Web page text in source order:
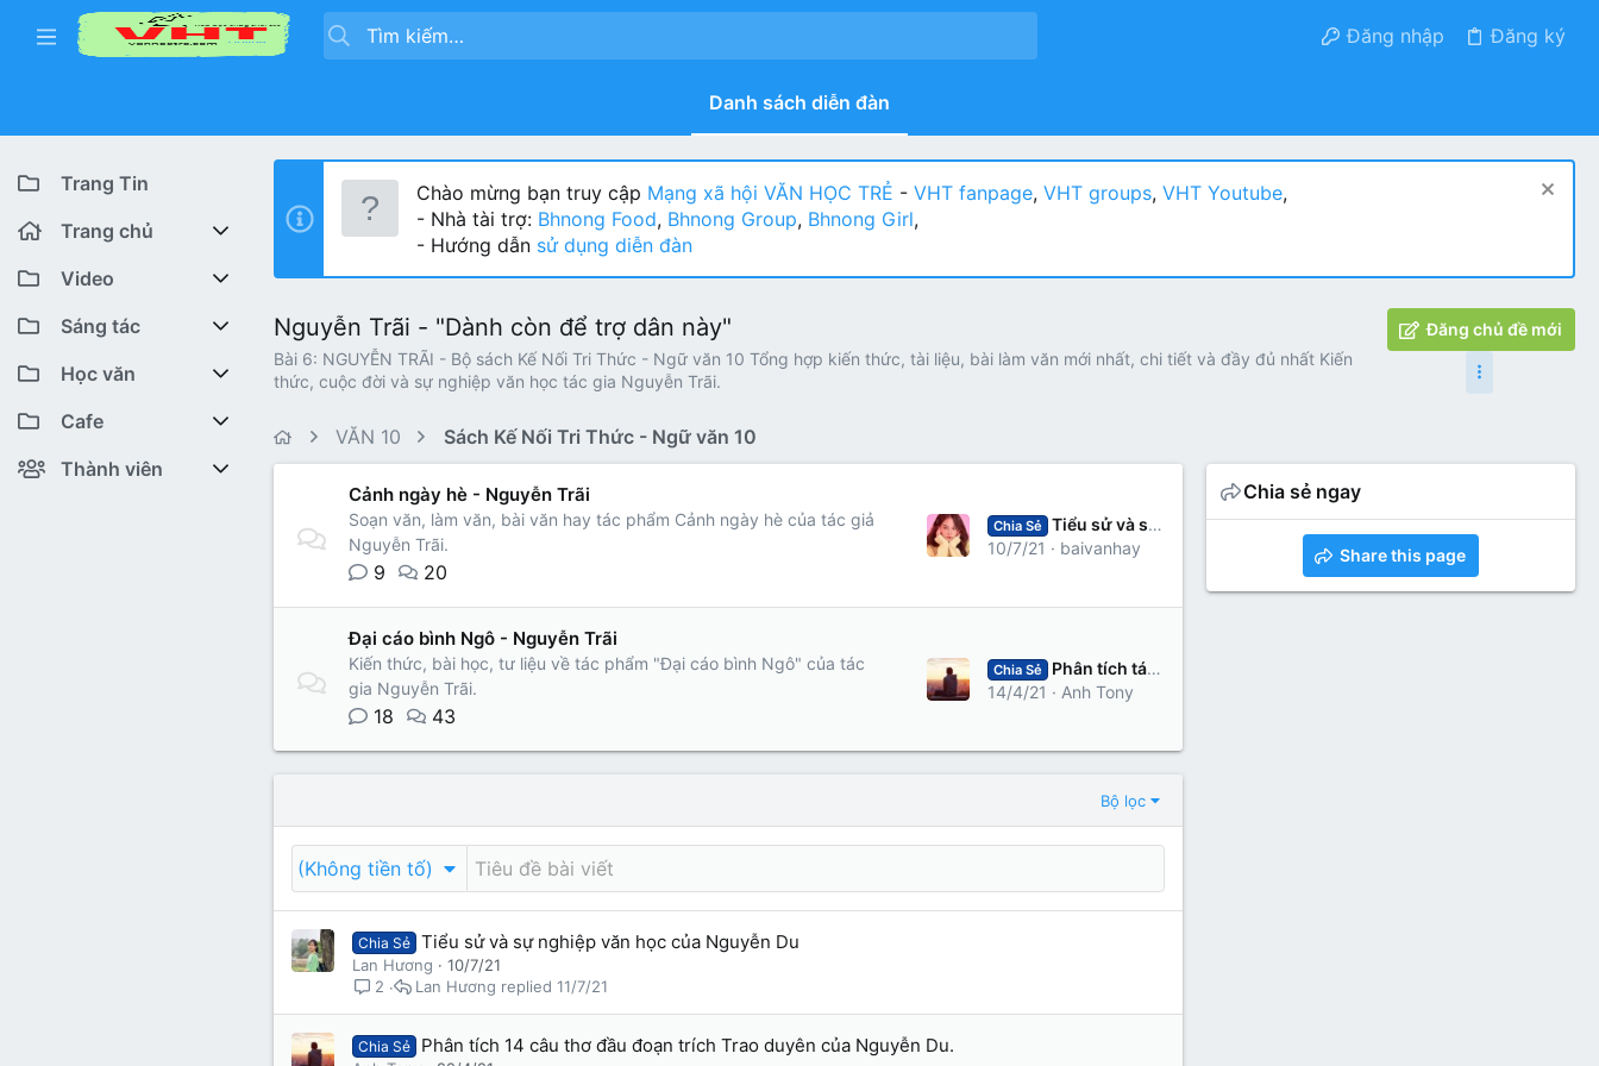
Đăng nhập Đăng ký
Danh sách diễn đàn
Trang Tin
Trang chủ
Diễn đàn
Bài viết mới
Có gì mới
Featured content
Bài viết mới
Video
Youtube VHT News
Youtube VHT
Tiktok
Sáng tác
Cuộc thi viết
Trại sáng tác
Liên hệ BTC
Học văn
Lớp 12
Lớp 11
Cafe
Cafe Văn chương
Thành viên
Chào mừng bạn truy cập Mạng xã hội VĂN HỌC TRẺ - VHT fanpage, VHT groups, VHT Youtube,
- Nhà tài trợ: Bhnong Food, Bhnong Group, Bhnong Girl,
- Hướng dẫn sử dụng diễn đàn
Nguyễn Trãi - "Dành còn để trợ dân này"
Bài 6: NGUYỄN TRÃI - Bộ sách Kế Nối Tri Thức - Ngữ văn 10 Tổng hợp kiến thức, tài liệu, bài làm văn mới nhất, chi tiết và đầy đủ nhất Kiến
thức, cuộc đời và sự nghiệp văn học tác gia Nguyễn Trãi.
Đăng chủ đề mới
VĂN 10 Sách Kế Nối Tri Thức - Ngữ văn 10
Cảnh ngày hè - Nguyễn Trãi
Soạn văn, làm văn, bài văn hay tác phẩm Cảnh ngày hè của tác giả
Nguyễn Trãi.
9 20
Chia Sẻ
Tiểu sử và sự nghiệp của danh nhân Nguyễn Trãi
10/7/21
baivanhay
Đại cáo bình Ngô - Nguyễn Trãi
Kiến thức, bài học, tư liệu về tác phẩm "Đại cáo bình Ngô" của tác
gia Nguyễn Trãi.
18 43
Chia Sẻ
Phân tích tác phẩm “Bình Ngô Đại Cáo” của Nguyễn Trãi
14/4/21
Anh Tony
Bộ lọc
(Không tiền tố)
Chia Sẻ Tiểu sử và sự nghiệp văn học của Nguyễn Du
Lan Hương
10/7/21
2
11/7/21
Lan Hương
Chia Sẻ Phân tích 14 câu thơ đầu đoạn trích Trao duyên của Nguyễn Du.
Chia sẻ ngay
Share this page